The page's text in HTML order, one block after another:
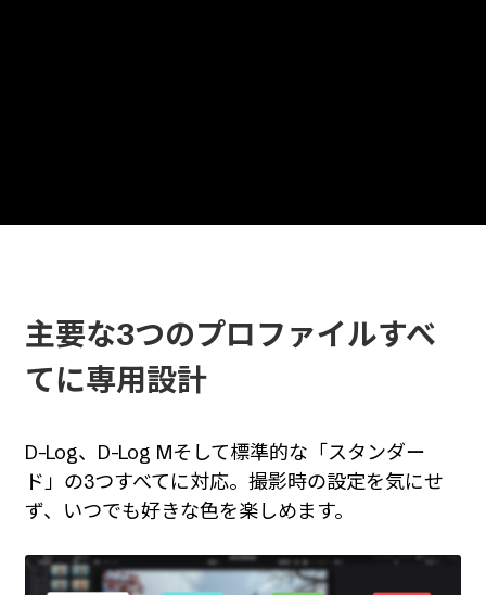
主要な3つのプロファイルすべ
てに専用設計
D-Log、D-Log Mそして標準的な「スタンダー
ド」の3つすべてに対応。撮影時の設定を気にせ
ず、いつでも好きな色を楽しめます。